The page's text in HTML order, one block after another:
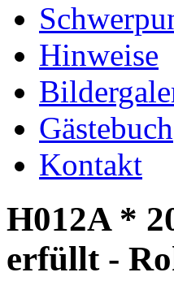
Hinweise
Gästebuch
Kontakt
H012A *
erfüllt -